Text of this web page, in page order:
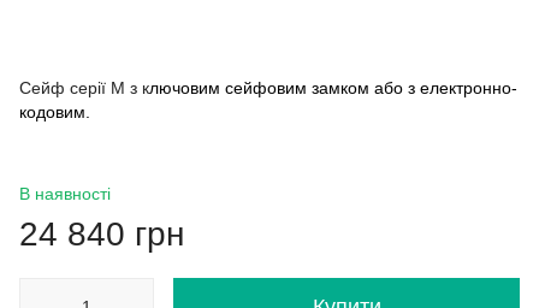
Сейф серії М з ключовим сейфовим замком або з електронно-
кодовим.
В наявності
24 840 грн